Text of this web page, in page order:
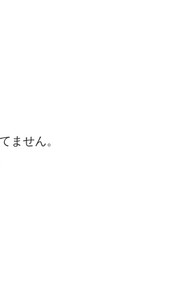
ません。